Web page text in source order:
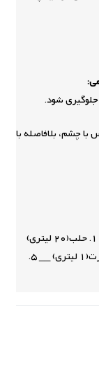
شود.
چشم، بلافاصله با
این محصول در بسته بندی های زیر موجود می باشد: 1. حلب(20 لیتری)
__ 2. دبه(10 لیتری) __ 3. گالن(4 لیتری) __ 4. کوارت(1 لیتری) __ 5.